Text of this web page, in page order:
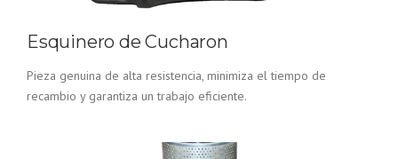
Esquinero de Cucharon
Pieza genuina de alta resistencia, minimiza el tiempo de
recambio y garantiza un trabajo eficiente.